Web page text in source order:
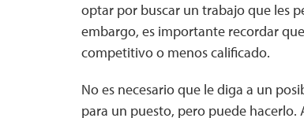
optar por buscar un trabajo que les
embargo, es importante recordar
competitivo o menos calificado.
No es necesario que le diga a un
para un puesto, pero puede hacerlo.